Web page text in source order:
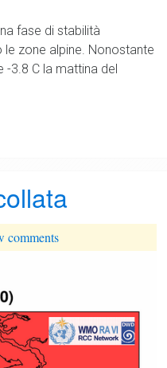
fase di stabilità
zone alpine. Nonostante
3.8 C la mattina del
comments